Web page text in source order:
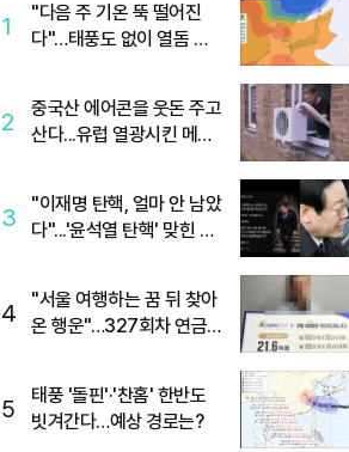
1
"다음 주 기온 뚝 떨어진
다"…태풍도 없이 열돔 박
2
중국산 에어콘을 웃돈 주고
산다...유럽 열광시킨 메이
3
"이재명 탄핵, 얼마 안 남았
다"...'윤석열 탄핵' 맞힌 무
4
"서울 여행하는 꿈 뒤 찾아
온 행운"…327회차 연금
5
태풍 '돌핀'·'찬홈' 한반도
빗겨간다…예상 경로는?